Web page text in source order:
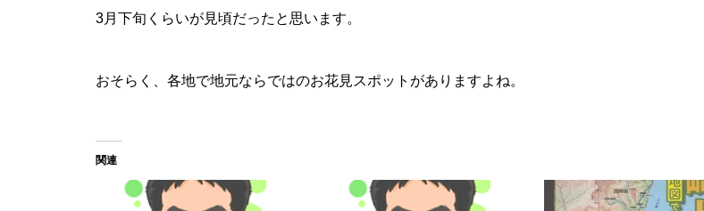
3月下旬くらいが見頃だったと思います。
おそらく、各地で地元ならではのお花見スポットがありますよね。
関連